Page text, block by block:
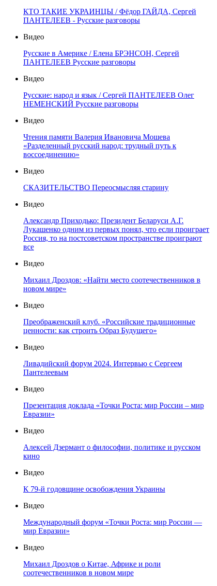
КТО ТАКИЕ УКРАИНЦЫ / Фёдор ГАЙДА, Сергей
ПАНТЕЛЕЕВ - Русские разговоры
Видео
Русские в Америке / Елена БРЭНСОН, Сергей
ПАНТЕЛЕЕВ Русские разговоры
Видео
Русские: народ и язык / Сергей ПАНТЕЛЕЕВ Олег
НЕМЕНСКИЙ Русские разговоры
Видео
Чтения памяти Валерия Ивановича Мошева
«Разделенный русский народ: трудный путь к
воссоединению»
Видео
СКАЗИТЕЛЬСТВО Переосмысляя старину
Видео
Александр Приходько: Президент Беларуси А.Г.
Лукашенко одним из первых понял, что если проиграет
Россия, то на постсоветском пространстве проиграют
все
Видео
Михаил Дроздов: «Найти место соотечественников в
новом мире»
Видео
Преображенский клуб. «Российские традиционные
ценности: как строить Образ Будущего»
Видео
Ливадийский форум 2024. Интервью с Сергеем
Пантелеевым
Видео
Презентация доклада «Точки Роста: мир России – мир
Евразии»
Видео
Алексей Дзермант о философии, политике и русском
кино
Видео
К 79-й годовщине освобождения Украины
Видео
Международный форум «Точки Роста: мир России —
мир Евразии»
Видео
Михаил Дроздов о Китае, Африке и роли
соотечественников в новом мире